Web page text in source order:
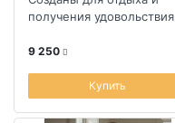
получения удовольствия
9 250
Купить